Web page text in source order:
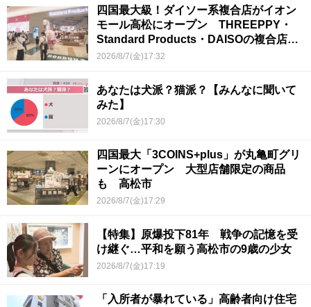
四国最大級！ダイソー系複合店がイオン
モール高松にオープン THREEPPY・
Standard Products・DAISOの複合店は
香川県初
2026/8/7(金)17:32
あなたは犬派？猫派？【みんなに聞いて
みた】
2026/8/7(金)17:30
四国最大「3COINS+plus」が丸亀町グリ
ーンにオープン 大型店舗限定の商品
も 高松市
2026/8/7(金)17:29
【特集】原爆投下81年 戦争の記憶を受
け継ぐ…平和を願う高松市の9歳の少女
2026/8/7(金)17:19
「入所者が暴れている」高齢者向け住宅